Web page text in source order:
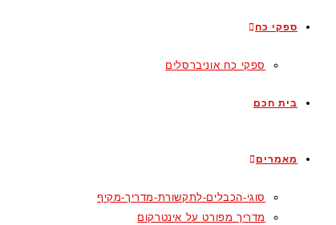
ספקי כח
ספקי כח אוניברסלים
בית חכם
מאמרים
סוגי-הכבלים-לתקשורת-מדריך-מקיף
מדריך מפורט על אינטרקום